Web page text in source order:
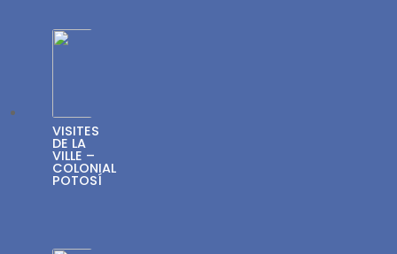
VISITES
DE LA
VILLE –
COLONIAL
POTOSÍ